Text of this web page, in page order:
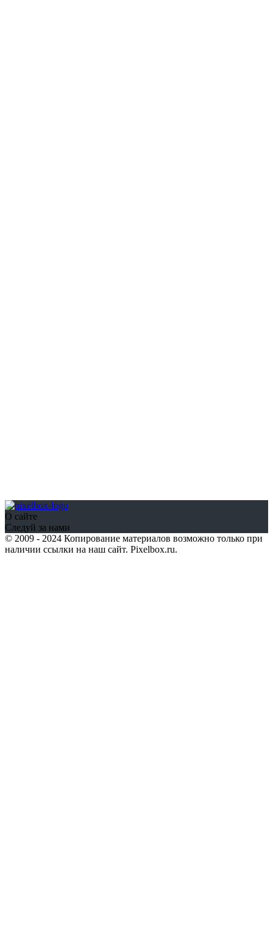
О сайте
Следуй за нами
© 2009 - 2024 Копирование материалов возможно только при
наличии ссылки на наш сайт. Pixelbox.ru.